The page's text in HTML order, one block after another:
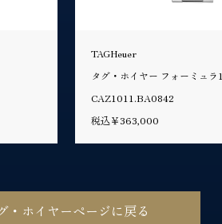
TAGHeuer
タグ・ホイヤー フォーミュラ1
CAZ1011.BA0842
税込￥363,000
・ホイヤーページに戻る